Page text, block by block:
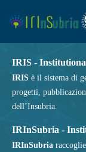
IRIS -
IRIS è il sistema di
progetti,
dell’Insubria.
IRInSubria -
IRInSubria